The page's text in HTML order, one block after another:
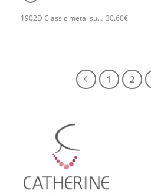
1902D Classic metal superb χειροποίητο δαχτυλιδι Catherine bijoux Ασημί 30.60€
1 2